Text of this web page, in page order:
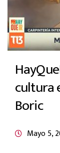
cultura
Boric
Mayo 5,